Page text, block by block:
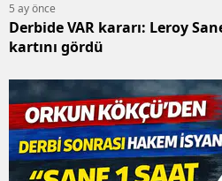
5 ay önce
Derbide VAR kararı: Leroy
kartını gördü